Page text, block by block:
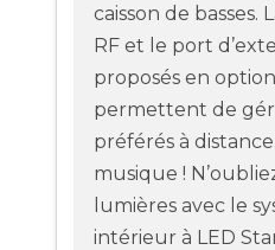
caisson de basses.
RF et le port
proposés en
permettent de
préférés à
musique !
lumières avec le
intérieur à LED